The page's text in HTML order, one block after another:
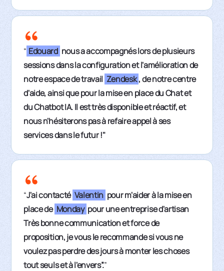
“ Edouard nous a accompagnés lors de plusieurs
sessions dans la configuration et l'amélioration de
notre espace de travail Zendesk , de notre centre
d'aide, ainsi que pour la mise en place du Chat et
du Chatbot IA. Il est très disponible et réactif, et
nous n'hésiterons pas à refaire appel à ses
services dans le futur !"
“J'ai contacté Valentin pour m'aider à la mise en
place de Monday pour une entreprise d'artisan
Très bonne communication et force de
proposition, je vous le recommande si vous ne
voulez pas perdre des jours à monter les choses
tout seuls et à l'envers”.”